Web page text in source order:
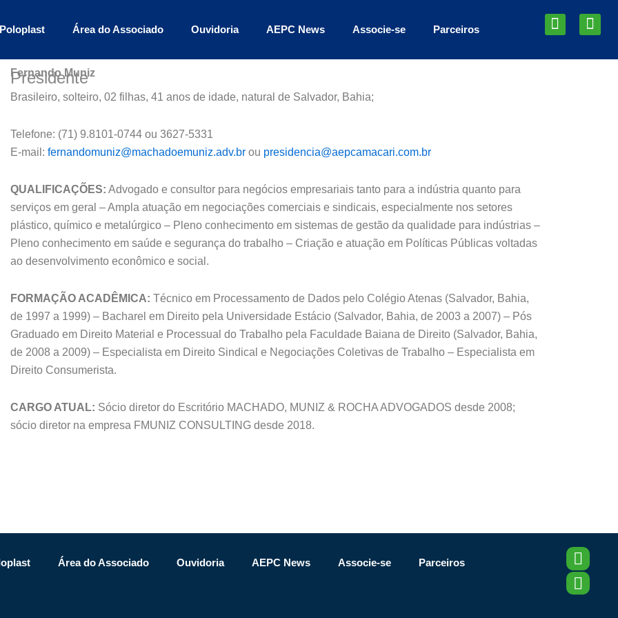
Área do Associado Ouvidoria AEPC News Associe-se Parceiros
I
n
L
i
Fernando Muniz
Presidente
Brasileiro, solteiro, 02 filhas, 41 anos de idade, natural de Salvador, Bahia;
Telefone: (71) 9.8101-0744 ou 3627-5331
E-mail:fernandomuniz@machadoemuniz.adv.br ou presidencia@aepcamacari.com.br
QUALIFICAÇÕES: Advogado e consultor para negócios empresariais tanto para a indústria quanto para
serviços em geral – Ampla atuação em negociações comerciais e sindicais, especialmente nos setores
plástico, químico e metalúrgico – Pleno conhecimento em sistemas de gestão da qualidade para indústrias –
Pleno conhecimento em saúde e segurança do trabalho – Criação e atuação em Políticas Públicas voltadas
ao desenvolvimento econômico e social.
FORMAÇÃO ACADÊMICA: Técnico em Processamento de Dados pelo Colégio Atenas (Salvador, Bahia,
de 1997 a 1999) – Bacharel em Direito pela Universidade Estácio (Salvador, Bahia, de 2003 a 2007) – Pós
Graduado em Direito Material e Processual do Trabalho pela Faculdade Baiana de Direito (Salvador, Bahia,
de 2008 a 2009) – Especialista em Direito Sindical e Negociações Coletivas de Trabalho – Especialista em
Direito Consumerista.
CARGO ATUAL: Sócio diretor do Escritório MACHADO, MUNIZ & ROCHA ADVOGADOS desde 2008;
sócio diretor na empresa FMUNIZ CONSULTING desde 2018.
Área do Associado Ouvidoria AEPC News Associe-se Parceiros
I
n
s
L
i
n